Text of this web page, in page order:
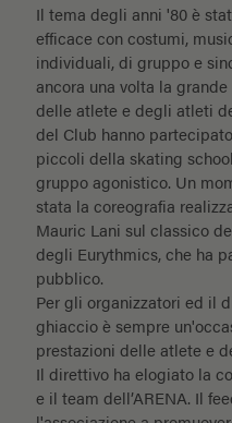
Il tema degli anni '80 è
efficace con costumi,
individuali, di gruppo e
ancora una volta la
delle atlete e degli atleti
del Club hanno
piccoli della skating
gruppo agonistico. Un
stata la coreografia
Mauric Lani sul classico
degli Eurythmics, che ha
pubblico.
Per gli organizzatori ed il
ghiaccio è sempre
prestazioni delle atlete e
Il direttivo ha elogiato la
e il team dell’ARENA. Il